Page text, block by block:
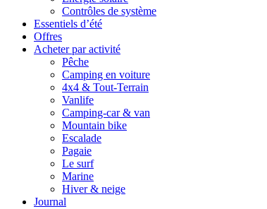
Contrôles de système
Essentiels d’été
Offres
Acheter par activité
Pêche
Camping en voiture
4x4 & Tout-Terrain
Vanlife
Camping-car & van
Mountain bike
Escalade
Pagaie
Le surf
Marine
Hiver & neige
Journal